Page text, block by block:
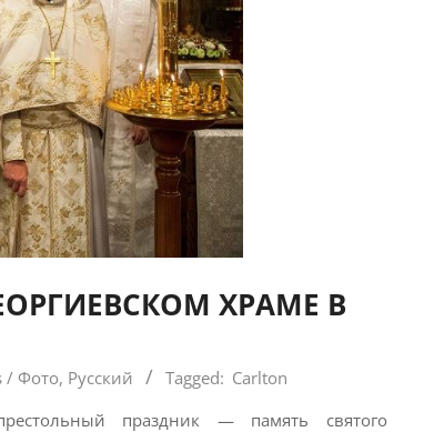
ХРАМЕ В
/ Фото, Русский Tagged: Carlton
праздник — память святого